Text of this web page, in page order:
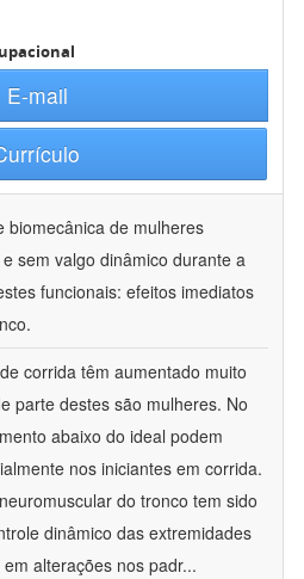
E-mail
biomecânica de mulheres
sem valgo dinâmico durante a
funcionais: efeitos imediatos
corrida têm aumentado muito
parte destes são mulheres. No
abaixo do ideal podem
nos iniciantes em corrida.
do tronco tem sido
dinâmico das extremidades
alterações nos padr...